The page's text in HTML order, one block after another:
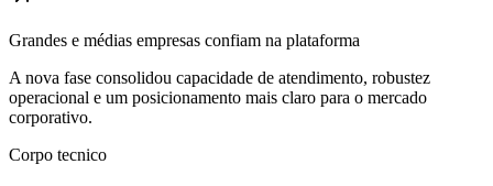
Grandes e médias empresas confiam na plataforma
A nova fase consolidou capacidade de atendimento, robustez
operacional e um posicionamento mais claro para o mercado
corporativo.
Corpo tecnico